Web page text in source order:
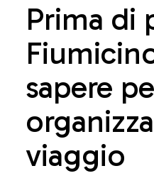
Prima di
sapere
viaggio